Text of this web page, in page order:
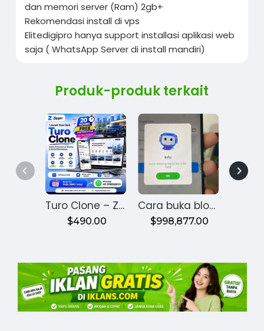
dan memori server (Ram) 2gb+
Rekomendasi install di vps
Elitedigipro hanya support installasi aplikasi web
saja ( WhatsApp Server di install mandiri)
Produk-produk terkait
Turo Clone – Zipprr — From Idea to Bookings This Month
$490.00
Cara buka blokir bws mobile banking terblokir
$998,877.00